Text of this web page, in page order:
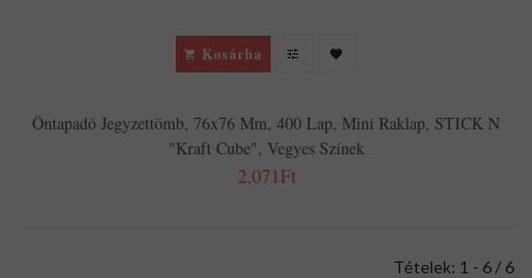
Kosárba
Öntapadó Jegyzettömb, 76x76 Mm, 400 Lap, Mini Raklap, STICK N
"Kraft Cube", Vegyes Színek
2,071Ft
Tételek: 1 - 6 / 6